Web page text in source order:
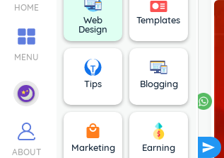
Contact Us
Disclaimer
Privacy Policy
Get our latest updates
Web
Design
Templates
Tips Blogging
Marketing Earning
HOME
MENU
ABOUT